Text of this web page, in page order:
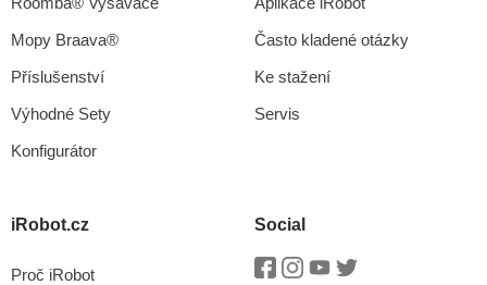
Mopy Braava®
Příslušenství
Výhodné Sety
Konfigurátor
Často kladené otázky
Ke stažení
Servis
iRobot.cz
Proč iRobot
Social
Facebook
Instagram
Youtube